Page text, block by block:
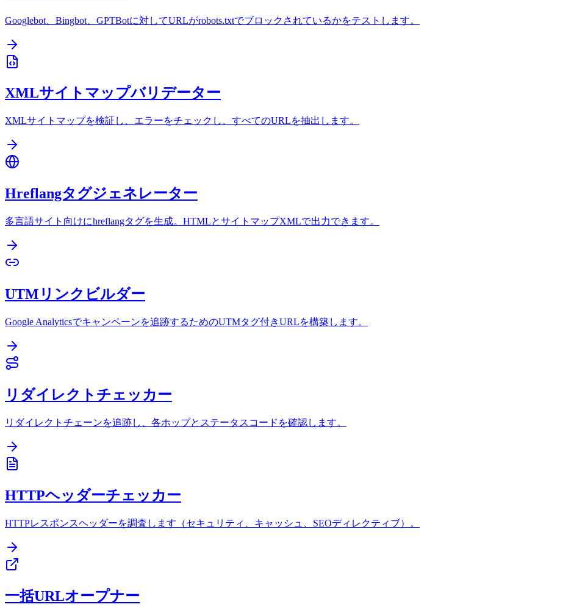
Googlebot、Bingbot、GPTBotに対してURLがrobots.txtでブロックされているかをテストします。
XMLサイトマップバリデーター
XMLサイトマップを検証し、エラーをチェックし、すべてのURLを抽出します。
Hreflangタグジェネレーター
多言語サイト向けにhreflangタグを生成。HTMLとサイトマップXMLで出力できます。
UTMリンクビルダー
Google Analyticsでキャンペーンを追跡するためのUTMタグ付きURLを構築します。
リダイレクトチェッカー
リダイレクトチェーンを追跡し、各ホップとステータスコードを確認します。
HTTPヘッダーチェッカー
HTTPレスポンスヘッダーを調査します（セキュリティ、キャッシュ、SEOディレクティブ）。
一括URLオープナー